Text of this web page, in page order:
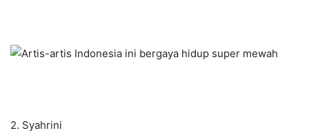
2. Syahrini